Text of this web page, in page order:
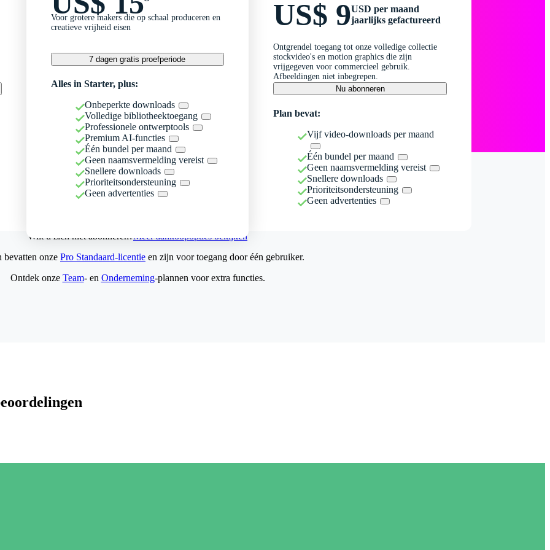
Voor grotere makers die op schaal produceren en
creatieve vrijheid eisen
7 dagen gratis proefperiode
Alles in Starter, plus:
Onbeperkte downloads
Volledige bibliotheektoegang
Professionele ontwerptools
Premium AI-functies
Één bundel per maand
Geen naamsvermelding vereist
Snellere downloads
Prioriteitsondersteuning
Geen advertenties
US$ 9USD per maand
jaarlijks gefactureerd
Ontgrendel toegang tot onze volledige collectie
stockvideo's en motion graphics die zijn
vrijgegeven voor commercieel gebruik.
Afbeeldingen niet inbegrepen.
Nu abonneren
Plan bevat:
Vijf video-downloads per maand
Één bundel per maand
Geen naamsvermelding vereist
Snellere downloads
Prioriteitsondersteuning
Geen advertenties
Wilt u zich niet abonneren?Meer aankoopopties bekijken
bevatten onze Pro Standaard-licentie en zijn voor toegang door één gebruiker.
Ontdek onze Team- en Onderneming-plannen voor extra functies.